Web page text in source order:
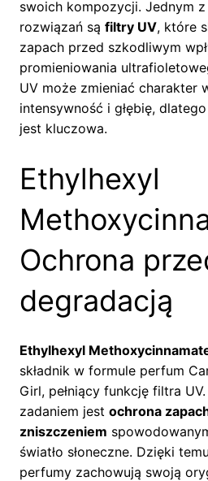
swoich kompozycji. Jednym
rozwiązań są filtry UV, które
zapach przed szkodliwym
promieniowania
UV może zmieniać charakter
intensywność i głębię,
jest kluczowa.
Ethylhexyl
Ochrona
degradacją
Ethylhexyl
składnik w formule perfum
Girl, pełniący funkcję filtra
zadaniem jest ochrona
zniszczeniem
światło słoneczne. Dzięki
perfumy zachowują swoją